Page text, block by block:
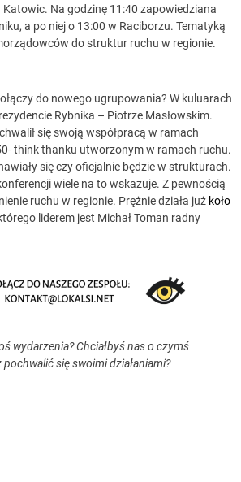
Na godzinę 11:40 zapowiedziana
a po niej o 13:00 w Raciborzu. Tematyką
do struktur ruchu w regionie.
do nowego ugrupowania? W kuluarach
Rybnika – Piotrze Masłowskim.
się swoją współpracą w ramach
think thanku utworzonym w ramach ruchu.
się czy oficjalnie będzie w strukturach.
wiele na to wskazuje. Z pewnością
ruchu w regionie. Prężnie działa już koło
liderem jest Michał Toman radny
wydarzenia? Chciałbyś nas o czymś
się swoimi działaniami?